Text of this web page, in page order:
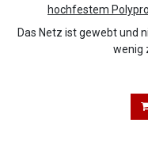
hochfestem
Das Netz ist gewebt und
wenig